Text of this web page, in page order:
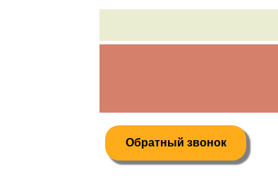
Обратный звонок